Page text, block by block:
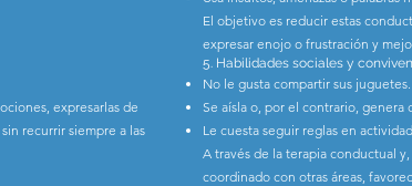
expresarlas de
recurrir siempre a las
El objetivo es reducir estas
expresar enojo o frustración y
5. Habilidades sociales y
No le gusta compartir sus juguetes.
Se aísla o, por el contrario, genera
Le cuesta seguir reglas en
A través de la terapia conductual
coordinado con otras áreas,